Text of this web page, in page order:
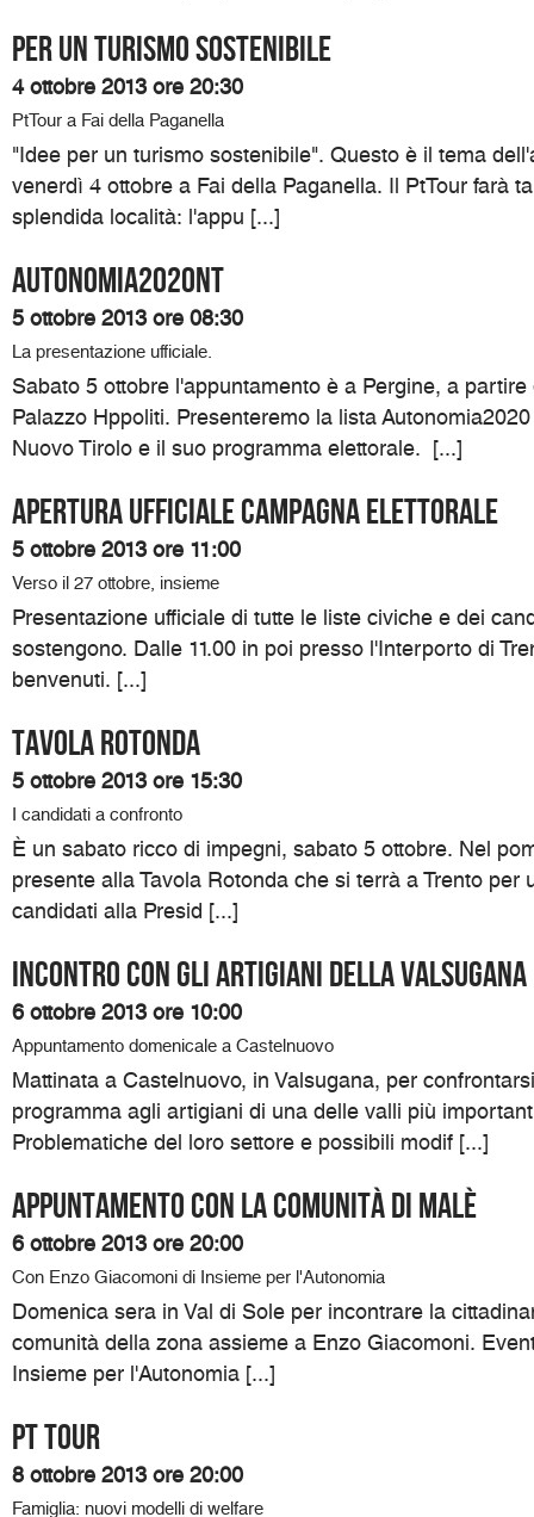
Per un turismo sostenibile
4 ottobre 2013 ore 20:30
PtTour a Fai della Paganella
"Idee per un turismo sostenibile". Questo è il tema
venerdì 4 ottobre a Fai della Paganella. Il PtTour farà
splendida località: l'appu [...]
Autonomia2020NT
5 ottobre 2013 ore 08:30
La presentazione ufficiale.
Sabato 5 ottobre l'appuntamento è a Pergine, a
Palazzo Hppoliti. Presenteremo la lista
Nuovo Tirolo e il suo programma elettorale. [...]
Apertura ufficiale campagna elettorale
5 ottobre 2013 ore 11:00
Verso il 27 ottobre, insieme
Presentazione ufficiale di tutte le liste civiche e dei
sostengono. Dalle 11.00 in poi presso l'Interporto di
benvenuti. [...]
Tavola rotonda
5 ottobre 2013 ore 15:30
I candidati a confronto
È un sabato ricco di impegni, sabato 5 ottobre. Nel
presente alla Tavola Rotonda che si terrà a Trento per
candidati alla Presid [...]
Incontro con gli artigiani della Valsugana
6 ottobre 2013 ore 10:00
Appuntamento domenicale a Castelnuovo
Mattinata a Castelnuovo, in Valsugana, per
programma agli artigiani di una delle valli più
Problematiche del loro settore e possibili modif [...]
Appuntamento con la comunità di Malè
6 ottobre 2013 ore 20:00
Con Enzo Giacomoni di Insieme per l'Autonomia
Domenica sera in Val di Sole per incontrare la
comunità della zona assieme a Enzo Giacomoni.
Insieme per l'Autonomia [...]
PT TOUR
8 ottobre 2013 ore 20:00
Famiglia: nuovi modelli di welfare